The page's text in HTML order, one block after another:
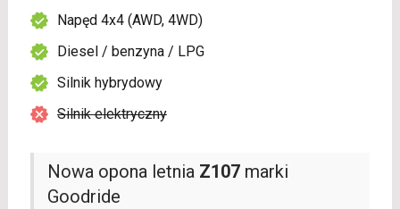
Nowa opona letnia Z107marki
Goodride
Napęd 4x4 (AWD, 4WD)
Diesel / benzyna / LPG
Silnik hybrydowy
Silnik elektryczny